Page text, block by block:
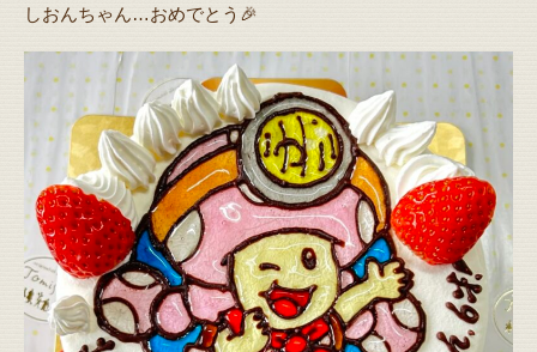
しおんちゃん…おめでとう🎉